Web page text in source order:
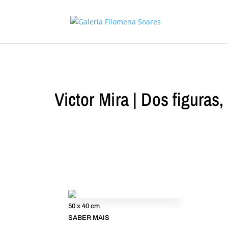
Victor Mira | Dos figuras,
50 x 40 cm
SABER MAIS